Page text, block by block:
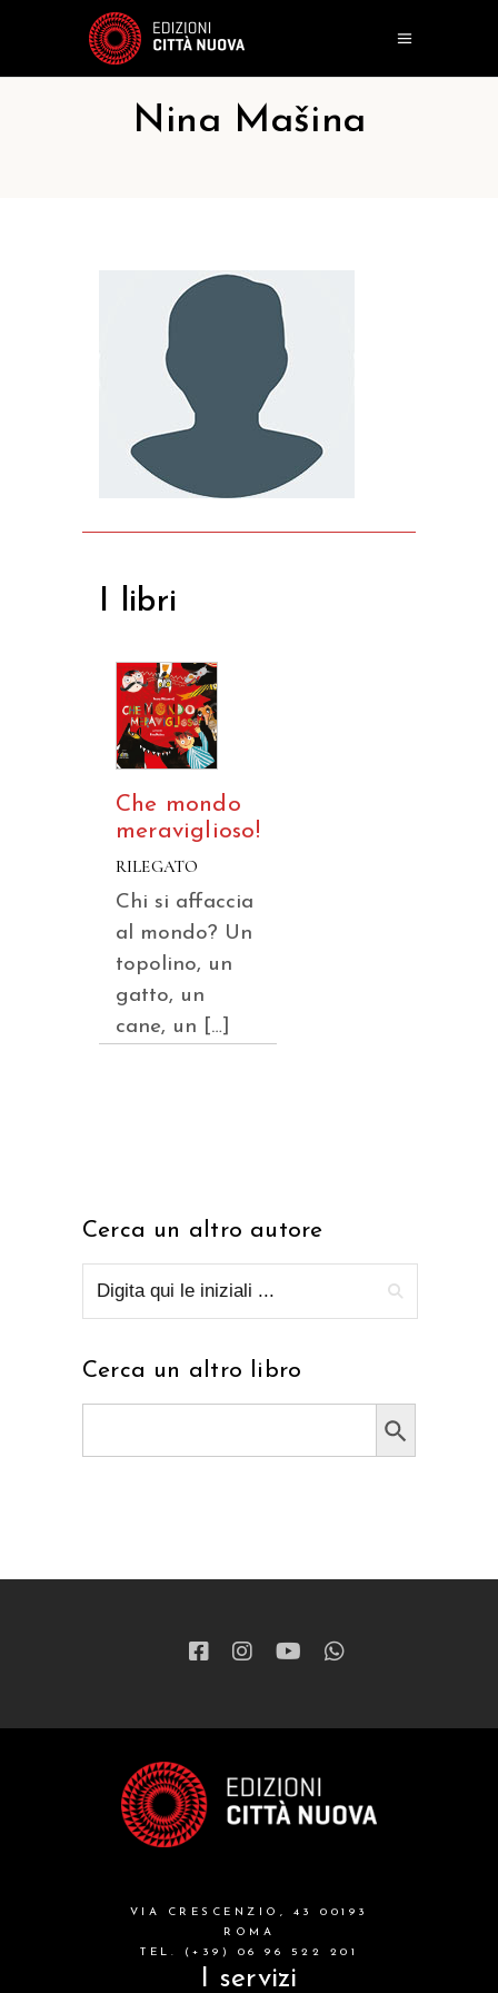
Nina Mašina
I libri
Che mondo
meraviglioso!
RILEGATO
Chi si affaccia
al mondo? Un
topolino, un
gatto, un
cane, un […]
Cerca un altro autore
Cerca un altro libro
Search Button
VIA CRESCENZIO, 43 00193
ROMA
TEL. (+39) 06 96 522 201
I servizi